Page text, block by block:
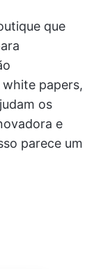
que
papers,
os
e
parece um